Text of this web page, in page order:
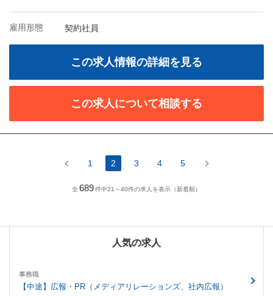
雇用形態 契約社員
この求人情報の詳細を見る
この求人について相談する
1 2 3 4 5
全689件中21～40件の求人を表示（新着順）
人気の求人
事務職
【中途】広報・PR（メディアリレーションズ、社内広報）